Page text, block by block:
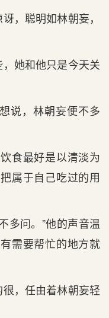
，聪明如林朝妄，
她和他只是今天关
说，林朝妄便不多
食最好是以清淡为
属于自己吃过的用
多问。”他的声音温
需要帮忙的地方就
，任由着林朝妄轻